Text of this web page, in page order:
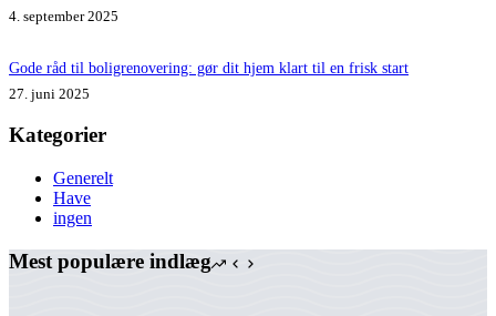
4. september 2025
Gode råd til boligrenovering: gør dit hjem klart til en frisk start
27. juni 2025
Kategorier
Generelt
Have
ingen
Mest populære indlæg